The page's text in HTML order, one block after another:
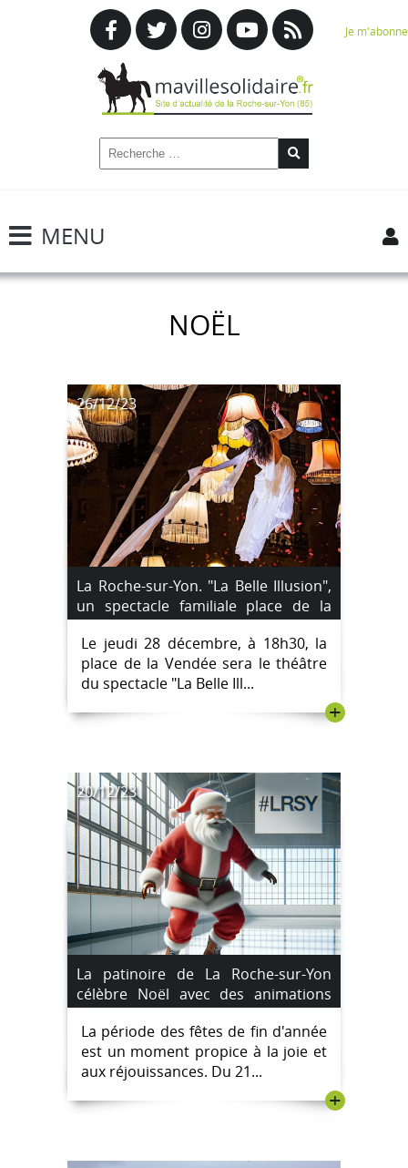
Je m'abonne
MENU
NOËL
26/12/23
La Roche-sur-Yon. "La Belle Illusion",
un spectacle familiale place de la
Vendée jeudi
Le jeudi 28 décembre, à 18h30, la
place de la Vendée sera le théâtre
du spectacle "La Belle Ill...
+
20/12/23
La patinoire de La Roche-sur-Yon
célèbre Noël avec des animations
festives
La période des fêtes de fin d'année
est un moment propice à la joie et
aux réjouissances. Du 21...
+